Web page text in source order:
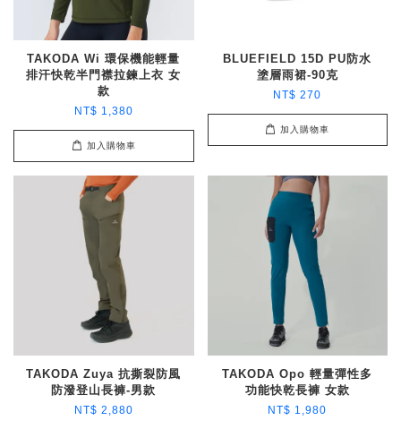
TAKODA Wi 環保機能輕量
排汗快乾半門襟拉鍊上衣 女
款
NT$ 1,380
加入購物車
BLUEFIELD 15D PU防水
塗層雨裙-90克
NT$ 270
加入購物車
TAKODA Zuya 抗撕裂防風
防潑登山長褲-男款
NT$ 2,880
TAKODA Opo 輕量彈性多
功能快乾長褲 女款
NT$ 1,980